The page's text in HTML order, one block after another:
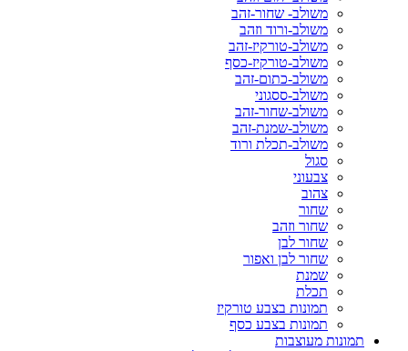
משולב- שחור-זהב
משולב-ורוד וזהב
משולב-טורקיז-זהב
משולב-טורקיז-כסף
משולב-כתום-זהב
משולב-ססגוני
משולב-שחור-זהב
משולב-שמנת-זהב
משולב-תכלת ורוד
סגול
צבעוני
צהוב
שחור
שחור וזהב
שחור לבן
שחור לבן ואפור
שמנת
תכלת
תמונות בצבע טורקיז
תמונות בצבע כסף
תמונות מעוצבות